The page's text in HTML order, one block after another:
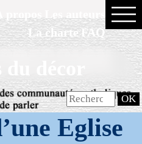
La charte FAQ
décor
Eglise